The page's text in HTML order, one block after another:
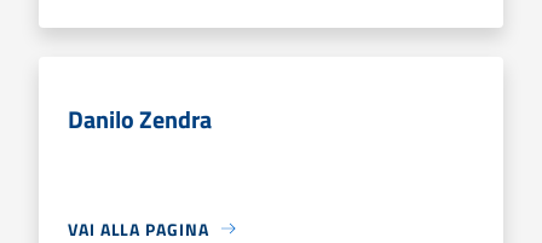
Danilo Zendra
VAI ALLA PAGINA